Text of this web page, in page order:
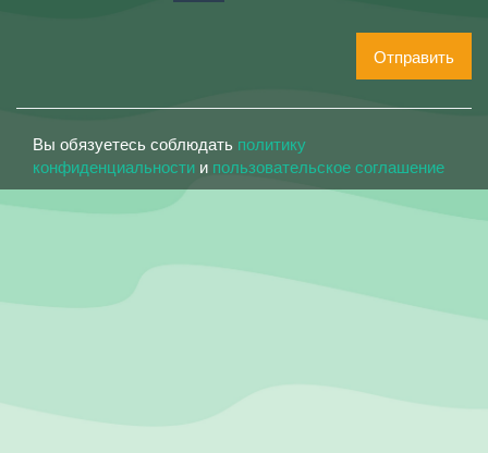
Отправить
Вы обязуетесь соблюдать политику
конфиденциальности и пользовательское соглашение